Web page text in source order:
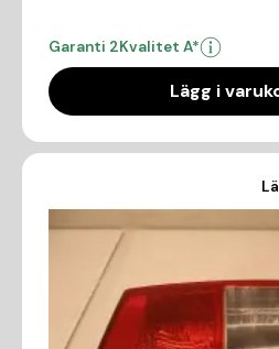
Garanti 2Kvalitet A*
Lägg i